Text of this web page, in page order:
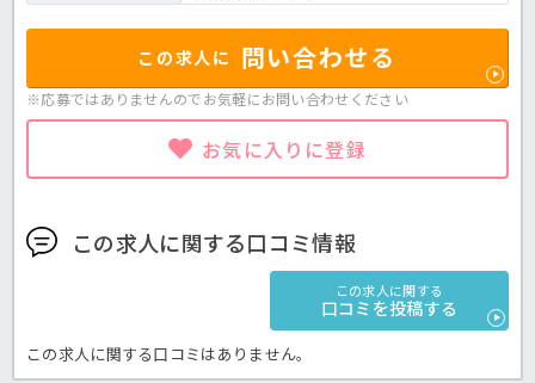
この求人に 問い合わせる
※応募ではありませんのでお気軽にお問い合わせください
お気に入りに登録
この求人に関する口コミ情報
この求人に関する
口コミを投稿する
この求人に関する口コミはありません。